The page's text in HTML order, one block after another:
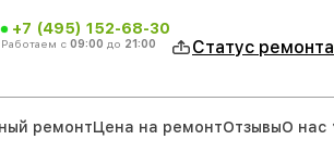
+7 (495) 152-68-30
Работаем с 09:00 до 21:00 Статус ремонта
ремонтЦена на ремонтОтзывыО нас